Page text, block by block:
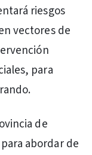
riesgos
vectores de
para
de
abordar de